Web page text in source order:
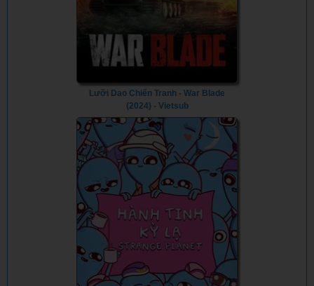
Lưỡi Dao Chiến Tranh - War Blade
(2024) - Vietsub